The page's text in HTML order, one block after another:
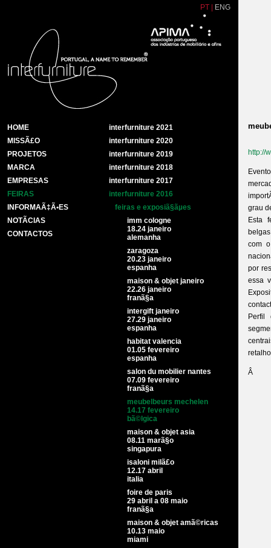
PT ENG
HOME
MISSÃ£O
PROJETOS
MARCA
EMPRESAS
FEIRAS
INFORMAÃ‡Ã•ES
NOTÃ­CIAS
CONTACTOS
interfurniture 2021
interfurniture 2020
interfurniture 2019
interfurniture 2018
interfurniture 2017
interfurniture 2016
feiras e exposiã§ãµes
imm cologne
18.24 janeiro
alemanha
zaragoza
20.23 janeiro
espanha
maison & objet janeiro
22.26 janeiro
franã§a
intergift janeiro
27.29 janeiro
espanha
habitat valencia
01.05 fevereiro
espanha
salon du mobilier nantes
07.09 fevereiro
franã§a
meubelbeurs mechelen
14.17 fevereiro
bã©lgica
maison & objet asia
08.11 marã§o
singapura
isaloni milã£o
12.17 abril
italia
foire de paris
29 abril a 08 maio
franã§a
maison & objet amã©ricas
10.13 maio
miami
http://
grau
Esta
com
por
essa
Perfil
Â